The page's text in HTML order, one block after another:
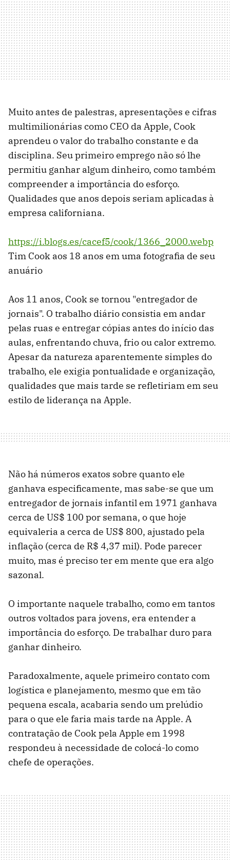
Muito antes de palestras, apresentações e cifras
multimilionárias como CEO da Apple, Cook
aprendeu o valor do trabalho constante e da
disciplina. Seu primeiro emprego não só lhe
permitiu ganhar algum dinheiro, como também
compreender a importância do esforço.
Qualidades que anos depois seriam aplicadas à
empresa californiana.
https://i.blogs.es/cacef5/cook/1366_2000.webp
Tim Cook aos 18 anos em uma fotografia de seu
anuário
Aos 11 anos, Cook se tornou "entregador de
jornais". O trabalho diário consistia em andar
pelas ruas e entregar cópias antes do início das
aulas, enfrentando chuva, frio ou calor extremo.
Apesar da natureza aparentemente simples do
trabalho, ele exigia pontualidade e organização,
qualidades que mais tarde se refletiriam em seu
estilo de liderança na Apple.
Não há números exatos sobre quanto ele
ganhava especificamente, mas sabe-se que um
entregador de jornais infantil em 1971 ganhava
cerca de US$ 100 por semana, o que hoje
equivaleria a cerca de US$ 800, ajustado pela
inflação (cerca de R$ 4,37 mil). Pode parecer
muito, mas é preciso ter em mente que era algo
sazonal.
O importante naquele trabalho, como em tantos
outros voltados para jovens, era entender a
importância do esforço. De trabalhar duro para
ganhar dinheiro.
Paradoxalmente, aquele primeiro contato com
logística e planejamento, mesmo que em tão
pequena escala, acabaria sendo um prelúdio
para o que ele faria mais tarde na Apple. A
contratação de Cook pela Apple em 1998
respondeu à necessidade de colocá-lo como
chefe de operações.